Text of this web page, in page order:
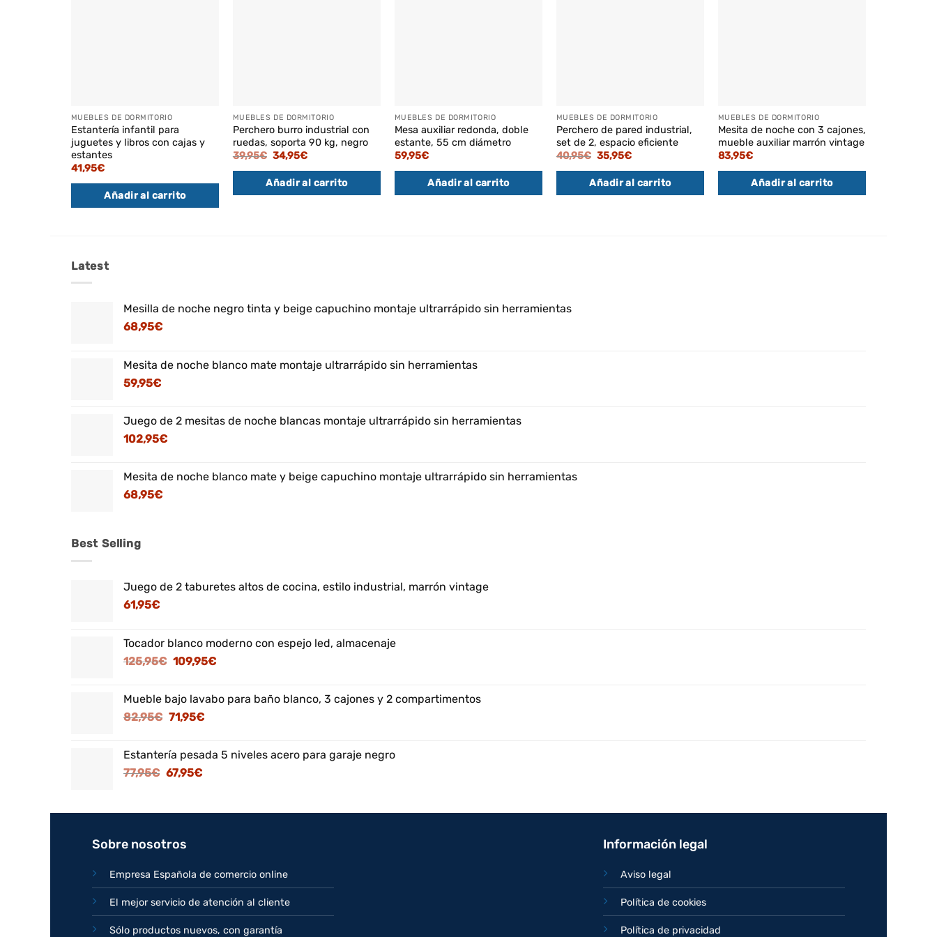
MUEBLES DE DORMITORIO
Estantería infantil para
juguetes y libros con cajas y
estantes
41,95€
Añadir al carrito
MUEBLES DE DORMITORIO
Perchero burro industrial con
ruedas, soporta 90 kg, negro
39,95€ El
original
era:
39,95€.
34,95€El
actual
es:
34,95€.
Añadir al carrito
MUEBLES DE DORMITORIO
Mesa auxiliar redonda, doble
estante, 55 cm diámetro
59,95€
Añadir al carrito
MUEBLES DE DORMITORIO
Perchero de pared industrial,
set de 2, espacio eficiente
40,95€ El
original
era:
40,95€.
35,95€El
actual
es:
35,95€.
Añadir al carrito
MUEBLES DE DORMITORIO
Mesita de noche con 3 cajones,
mueble auxiliar marrón vintage
83,95€
Añadir al carrito
Latest
Mesilla de noche negro tinta y beige capuchino montaje ultrarrápido sin herramientas
68,95€
Mesita de noche blanco mate montaje ultrarrápido sin herramientas
59,95€
Juego de 2 mesitas de noche blancas montaje ultrarrápido sin herramientas
102,95€
Mesita de noche blanco mate y beige capuchino montaje ultrarrápido sin herramientas
68,95€
Best Selling
Juego de 2 taburetes altos de cocina, estilo industrial, marrón vintage
61,95€
Tocador blanco moderno con espejo led, almacenaje
125,95€ El
era:
125,95€.
109,95€El
es:
Mueble bajo lavabo para baño blanco, 3 cajones y 2 compartimentos
82,95€ El
era:
82,95€.
71,95€El
es:
Estantería pesada 5 niveles acero para garaje negro
77,95€ El
era:
67,95€El
es:
Sobre nosotros
Empresa Española de comercio online
El mejor servicio de atención al cliente
Sólo productos nuevos, con garantía
Información legal
Aviso legal
Política de cookies
Política de privacidad